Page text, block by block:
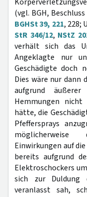
(vgl. BGH,
BGHSt 39, 221, 228;
StR 346/12, NStZ
verhält sich das
Angeklagte nur
Geschädigte doch
Dies wäre nur dann
aufgrund
Hemmungen
hätte, die
Pfeffersprays
Einwirkungen auf
bereits aufgrund
Elektroschockers
sich zur Duldung
veranlasst sah,